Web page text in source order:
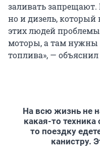
заливать
но и дизель, который
этих людей
моторы, а там
топлива», —
На всю жизнь не
какая-то
то поездку
канистру.